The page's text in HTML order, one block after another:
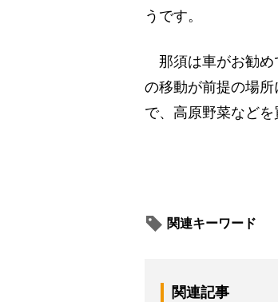
うです。
那須は車がお勧め
の移動が前提の場
で、高原野菜などを
関連キーワード
関連記事